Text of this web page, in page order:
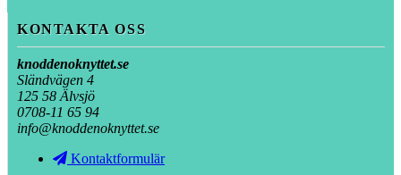
KONTAKTA OSS
knoddenoknyttet.se
Sländvägen 4
125 58 Älvsjö
0708-11 65 94
info@knoddenoknyttet.se
Kontaktformulär